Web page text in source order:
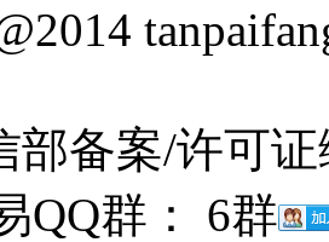
部备案/许可
QQ群： 6群